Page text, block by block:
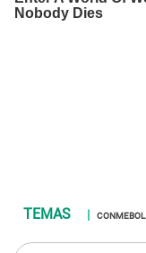
CONMEBOL